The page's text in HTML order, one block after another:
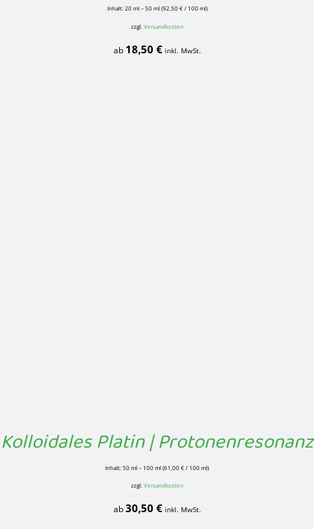
Inhalt: 20ml– 50ml(92,50€/ 100 ml)
zzgl. Versandkosten
ab 18,50 € inkl. MwSt.
Kolloidales Platin | Protonenresonanz
Inhalt: 50ml– 100ml(61,00€/ 100ml)
zzgl. Versandkosten
ab30,50 € inkl. MwSt.